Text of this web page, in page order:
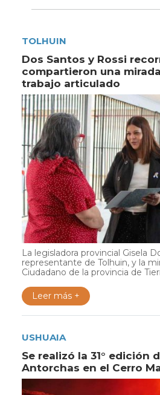
TOLHUIN
Dos Santos y Rossi
compartieron una
trabajo articulado
La legisladora provincial Gisela
representante de Tolhuin, y la
Ciudadano de la provincia de
Leer más +
USHUAIA
Se realizó la 31° edición
Antorchas en el Cerro